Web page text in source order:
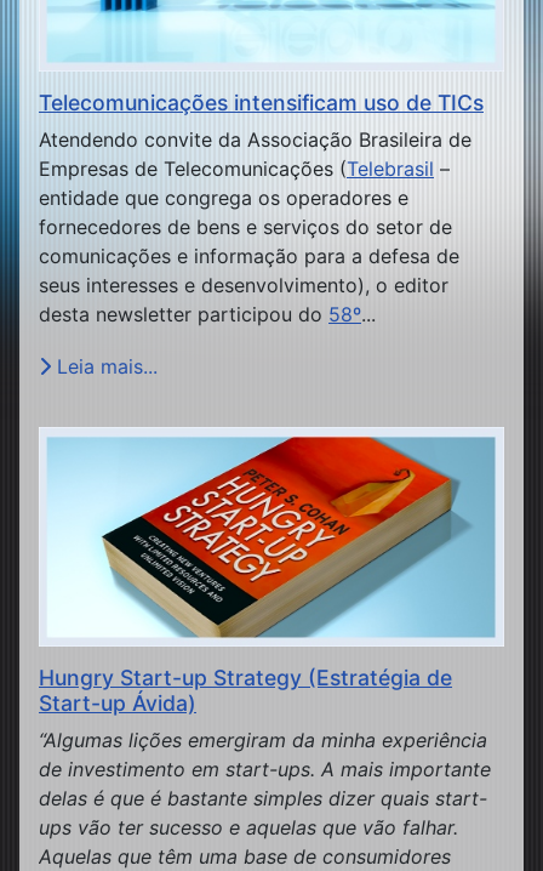
Telecomunicações intensificam uso de TICs
Atendendo convite da Associação Brasileira de
Empresas de Telecomunicações (Telebrasil –
entidade que congrega os operadores e
fornecedores de bens e serviços do setor de
comunicações e informação para a defesa de
seus interesses e desenvolvimento), o editor
desta newsletter participou do 58º...
Leia mais...
Hungry Start-up Strategy (Estratégia de
Start-up Ávida)
“Algumas lições emergiram da minha experiência
de investimento em start-ups. A mais importante
delas é que é bastante simples dizer quais start-
ups vão ter sucesso e aquelas que vão falhar.
Aquelas que têm uma base de consumidores